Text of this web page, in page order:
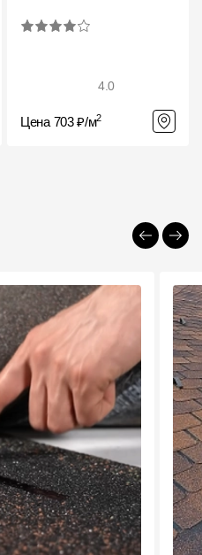
4.0
Цена 703 ₽/м2